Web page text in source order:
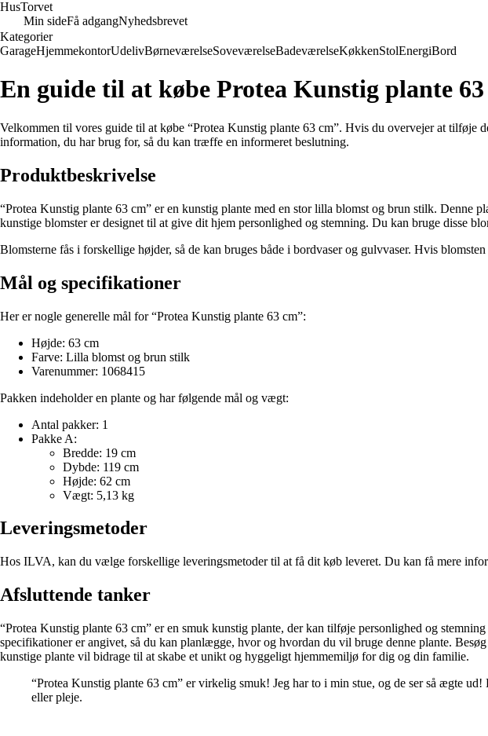
HusTorvet
Min sideFå adgangNyhedsbrevet
Kategorier
GarageHjemmekontorUdelivBørneværelseSoveværelseBadeværelseKøkkenStolEnergiBord
En guide til at købe Protea Kunstig plante
Velkommen til vores guide til at købe “Protea Kunstig plante 63 cm”. Hvis du overvejer at
information, du har brug for, så du kan træffe en informeret beslutning.
Produktbeskrivelse
“Protea Kunstig plante 63 cm” er en kunstig plante med en stor lilla blomst og brun stilk. Denne
kunstige blomster er designet til at give dit hjem personlighed og stemning. Du kan bruge disse
Blomsterne fås i forskellige højder, så de kan bruges både i bordvaser og gulvvaser. Hvis
Mål og specifikationer
Her er nogle generelle mål for “Protea Kunstig plante 63 cm”:
Højde: 63 cm
Farve: Lilla blomst og brun stilk
Varenummer: 1068415
Pakken indeholder en plante og har følgende mål og vægt:
Antal pakker: 1
Pakke A:
Bredde: 19 cm
Dybde: 119 cm
Højde: 62 cm
Vægt: 5,13 kg
Leveringsmetoder
Hos ILVA, kan du vælge forskellige leveringsmetoder til at få dit køb leveret. Du kan få mere
Afsluttende tanker
“Protea Kunstig plante 63 cm” er en smuk kunstig plante, der kan tilføje personlighed og
specifikationer er angivet, så du kan planlægge, hvor og hvordan du vil bruge denne plante.
kunstige plante vil bidrage til at skabe et unikt og hyggeligt hjemmemiljø for dig og din familie.
“Protea Kunstig plante 63 cm” er virkelig smuk! Jeg har to i min stue, og de ser så ægte
eller pleje.